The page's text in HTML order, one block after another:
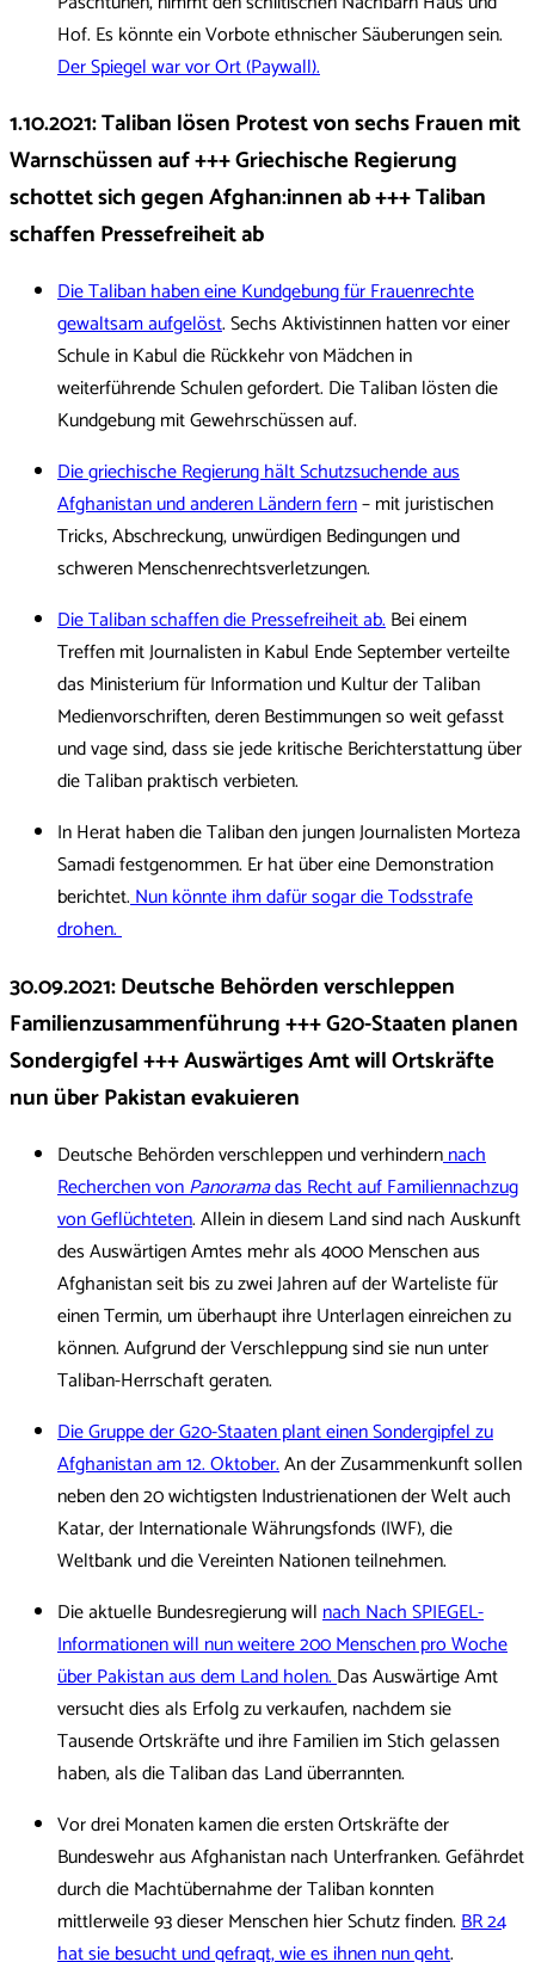
Hof. Es könnte ein Vorbote ethnischer Säuberungen sein.
Der Spiegel war vor Ort (Paywall).
1.10.2021: Taliban lösen Protest von sechs Frauen mit
Warnschüssen auf +++ Griechische Regierung
schottet sich gegen Afghan:innen ab +++ Taliban
schaffen Pressefreiheit ab
Die Taliban haben eine Kundgebung für Frauenrechte
gewaltsam aufgelöst. Sechs Aktivistinnen hatten vor einer
Schule in Kabul die Rückkehr von Mädchen in
weiterführende Schulen gefordert. Die Taliban lösten die
Kundgebung mit Gewehrschüssen auf.
Die griechische Regierung hält Schutzsuchende aus
Afghanistan und anderen Ländern fern– mit juristischen
Tricks, Abschreckung, unwürdigen Bedingungen und
schweren Menschenrechtsverletzungen.
Die Taliban schaffen die Pressefreiheit ab.Bei einem
Treffen mit Journalisten in Kabul Ende September verteilte
das Ministerium für Information und Kultur der Taliban
Medienvorschriften, deren Bestimmungen so weit gefasst
und vage sind, dass sie jede kritische Berichterstattung über
die Taliban praktisch verbieten.
In Herat haben die Taliban den jungen Journalisten Morteza
Samadi festgenommen. Er hat über eine Demonstration
berichtet.Nun könnte ihm dafür sogar die Todsstrafe
drohen.
30.09.2021:Deutsche Behörden verschleppen
Familienzusammenführung +++ G20-Staaten planen
Sondergigfel +++ Auswärtiges Amt will Ortskräfte
nun über Pakistan evakuieren
Deutsche Behörden verschleppen und verhindernnach
Recherchen vonPanoramadas Recht auf Familiennachzug
von Geflüchteten. Allein in diesem Land sind nach Auskunft
des Auswärtigen Amtes mehr als 4000 Menschen aus
Afghanistan seit bis zu zwei Jahren auf der Warteliste für
einen Termin, um überhaupt ihre Unterlagen einreichen zu
können. Aufgrund der Verschleppung sind sie nun unter
Taliban-Herrschaft geraten.
Die Gruppe der G20-Staaten plant einen Sondergipfel zu
Afghanistan am 12. Oktober.An der Zusammenkunft sollen
neben den 20 wichtigsten Industrienationen der Welt auch
Katar, der Internationale Währungsfonds (IWF), die
Weltbank und die Vereinten Nationen teilnehmen.
Die aktuelle Bundesregierung willnach Nach SPIEGEL-
Informationen will nun weitere 200 Menschen pro Woche
über Pakistan aus dem Land holen.Das Auswärtige Amt
versucht dies als Erfolg zu verkaufen, nachdem sie
Tausende Ortskräfte und ihre Familien im Stich gelassen
haben, als die Taliban das Land überrannten.
Vor drei Monaten kamen die ersten Ortskräfte der
Bundeswehr aus Afghanistan nach Unterfranken. Gefährdet
durch die Machtübernahme der Taliban konnten
mittlerweile 93 dieser Menschen hier Schutz finden.BR 24
hat sie besucht und gefragt, wie es ihnen nun geht.